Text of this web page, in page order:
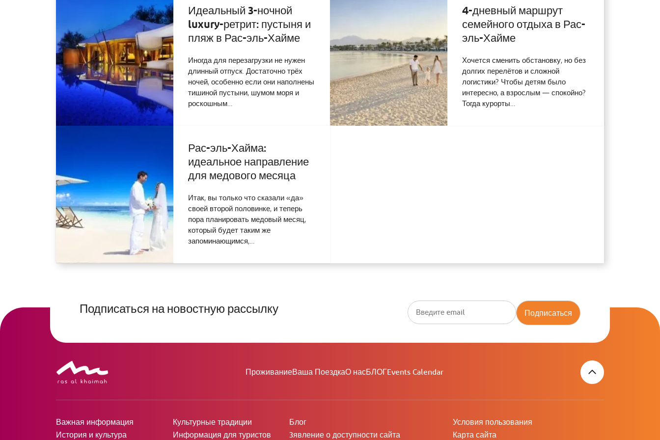
Идеальный 3-ночной
luxury-ретрит: пустыня и
пляж в Рас-эль-Хайме
Иногда для перезагрузки не нужен
длинный отпуск. Достаточно трёх
ночей, особенно если они наполнены
тишиной пустыни, шумом моря и
роскошным…
4-дневный маршрут
семейного отдыха в Рас-
эль-Хайме
Хочется сменить обстановку, но без
долгих перелётов и сложной
логистики? Чтобы детям было
интересно, а взрослым — спокойно?
Тогда курорты…
Рас-эль-Хайма:
идеальное направление
для медового месяца
Итак, вы только что сказали «да»
своей второй половинке, и теперь
пора планировать медовый месяц,
который будет таким же
запоминающимся,…
Подписаться на новостную рассылку Подписаться
ПроживаниеВаша ПоездкаО насБЛОГEvents Calendar
Важная информация
История и культура
Культурные традиции
Информация для туристов
Блог
3явление о доступности сайта
Условия пользования
Карта сайта